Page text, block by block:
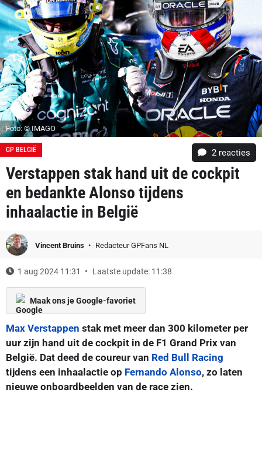
Foto: © IMAGO
GP BELGIË 2 reacties
Verstappen stak hand uit de cockpit
en bedankte Alonso tijdens
inhaalactie in België
Vincent Bruins Redacteur GPFans NL
1 aug 2024 11:31 Laatste update: 11:38
Maak ons je Google-favoriet
Max Verstappen stak met meer dan 300 kilometer per
uur zijn hand uit de cockpit in de F1 Grand Prix van
België. Dat deed de coureur van Red Bull Racing
tijdens een inhaalactie op Fernando Alonso, zo laten
nieuwe onboardbeelden van de race zien.